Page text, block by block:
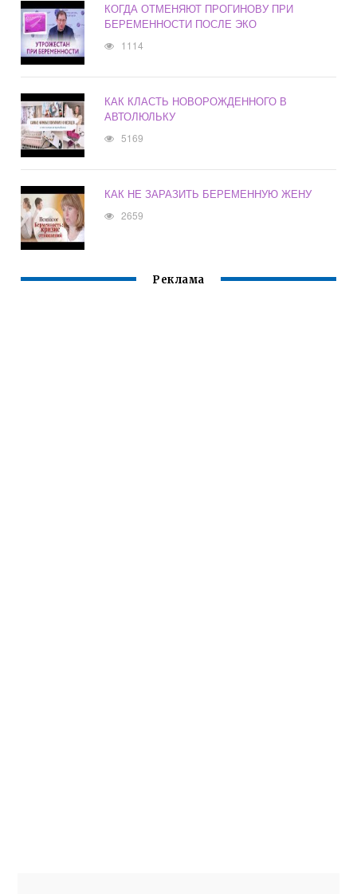
КОГДА ОТМЕНЯЮТ ПРОГИНОВУ ПРИ
БЕРЕМЕННОСТИ ПОСЛЕ ЭКО
1114
КАК КЛАСТЬ НОВОРОЖДЕННОГО В
АВТОЛЮЛЬКУ
5169
КАК НЕ ЗАРАЗИТЬ БЕРЕМЕННУЮ ЖЕНУ
2659
Реклама